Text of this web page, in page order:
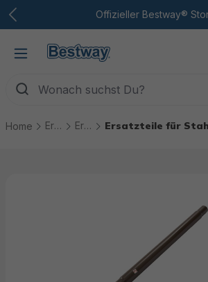
Zum Hauptinhalt Offizieller Bestway®
Home Ersatzteile Ersatzteile Pools Ersatzteile für